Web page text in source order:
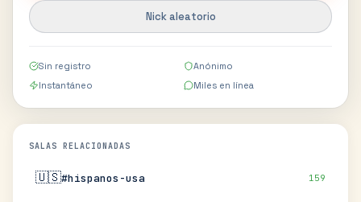
Nick aleatorio
Sin registro
Anónimo
Instantáneo
Miles en línea
SALAS RELACIONADAS
🇺🇸#hispanos-usa 159